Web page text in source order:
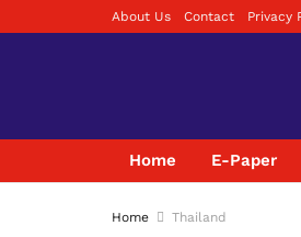
About Us Contact Privacy
Home E-Paper
Home Thailand